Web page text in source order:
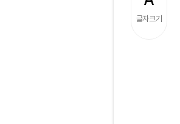
글자크기